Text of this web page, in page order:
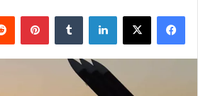
فيسبوك X لينكدإن